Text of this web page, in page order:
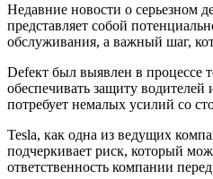
Недавние новости о серьезном дефекте, обнаруженном в 46 тысячах электропикапов Tesla Cybertruck, привлекли внимание как автолюбителей, так и экспертов отрасли. Данный дефект
представляет собой
обслуживания, а важный шаг,
Defект был выявлен в процессе
обеспечивать защиту
потребует немалых усилий со
Tesla, как одна из ведущих
подчеркивает риск, который
ответственность компании